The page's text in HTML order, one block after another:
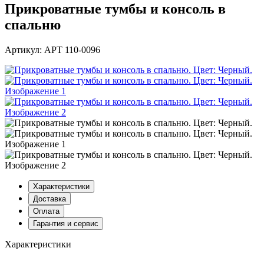
Прикроватные тумбы и консоль в
спальню
Артикул: АРТ 110-0096
Характеристики
Доставка
Оплата
Гарантия и сервис
Характеристики